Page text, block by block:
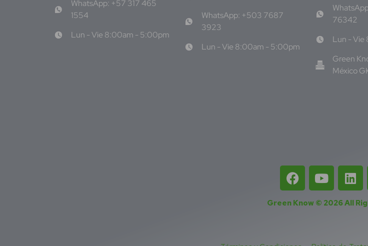
WhatsApp: +57 317 465
1554
Lun - Vie 8:00am - 5:00pm
WhatsApp: +503 7687
3923
Lun - Vie 8:00am - 5:00pm
76342
Lun - Vie
Green
México
Green Know © 2026All